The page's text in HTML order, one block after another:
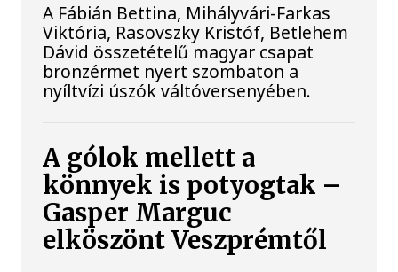
A Fábián Bettina, Mihályvári-Farkas
Viktória, Rasovszky Kristóf, Betlehem
Dávid összetételű magyar csapat
bronzérmet nyert szombaton a
nyíltvízi úszók váltóversenyében.
A gólok mellett a
könnyek is potyogtak –
Gasper Marguc
elköszönt Veszprémtől